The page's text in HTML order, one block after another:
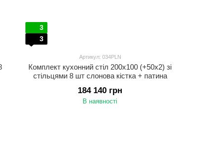
3
3
Артикул: 034PLN
Комплект кухонний стіл 200х100 (+50х2) зі
стільцями 8 шт слонова кістка + патина
184 140 грн
В наявності